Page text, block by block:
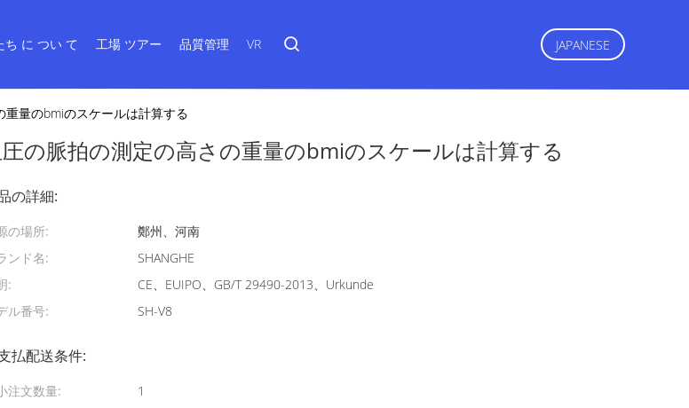
ち に つい て 工場 ツアー 品質管理 VR JAPANESE
重量のbmiのスケールは計算する
圧の脈拍の測定の高さの重量のbmiのスケールは計算する
の詳細:
の場所:
鄭州、河南
ンド名:
SHANGHE
:
CE、EUIPO、GB/T 29490-2013、Urkunde
ル番号:
SH-V8
払配送条件:
注文数量:
1